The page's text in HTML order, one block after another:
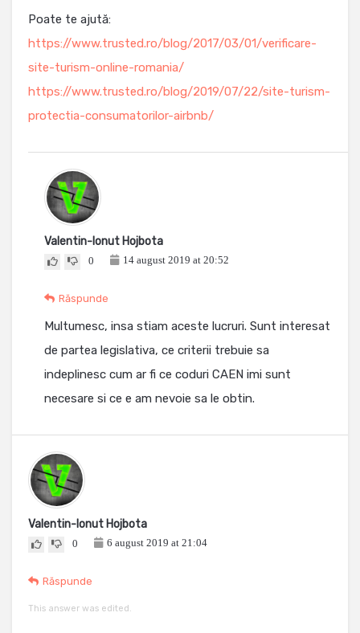
Poate te ajută:
https://www.trusted.ro/blog/2017/03/01/verificare-
site-turism-online-romania/
https://www.trusted.ro/blog/2019/07/22/site-turism-
protectia-consumatorilor-airbnb/
Valentin-Ionut Hojbota
0 14 august 2019 at 20:52
Răspunde
Multumesc, insa stiam aceste lucruri. Sunt interesat
de partea legislativa, ce criterii trebuie sa
indeplinesc cum ar fi ce coduri CAEN imi sunt
necesare si ce e am nevoie sa le obtin.
Valentin-Ionut Hojbota
0 6 august 2019 at 21:04
Răspunde
This answer was edited.